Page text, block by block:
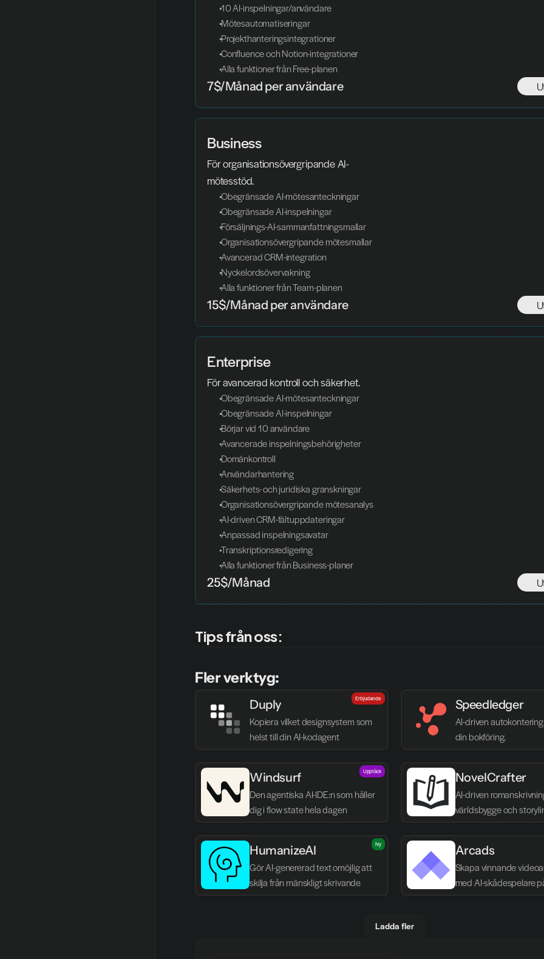
10 AI-inspelningar/användare
Mötesautomatiseringar
Projekthanteringsintegrationer
Confluence och Notion-integrationer
Alla funktioner från Free-planen
7$/Månad per användare
Business
För organisationsövergripande AI-
mötesstöd.
Obegränsade AI-mötesanteckningar
Obegränsade AI-inspelningar
Försäljnings-AI-sammanfattningsmallar
Organisationsövergripande mötesmallar
Avancerad CRM-integration
Nyckelordsövervakning
Alla funktioner från Team-planen
15$/Månad per användare
Enterprise
För avancerad kontroll och säkerhet.
Obegränsade AI-mötesanteckningar
Obegränsade AI-inspelningar
Börjar vid 10 användare
Avancerade inspelningsbehörigheter
Domänkontroll
Användarhantering
Säkerhets- och juridiska granskningar
Organisationsövergripande mötesanalys
AI-driven CRM-fältuppdateringar
Anpassad inspelningsavatar
Transkriptionsredigering
Alla funktioner från Business-planer
25$/Månad
Tips från oss:
Fler verktyg:
Duply
Kopiera vilket designsystem som
helst till din AI-kodagent
Erbjudande Speedledger
AI-driven
din bokföring.
Windsurf
Den agentiska AI-IDE:n som håller
dig i flow state hela dagen
Upptäck NovelCrafter
AI-driven
världsbygge och
HumanizeAI
Gör AI-genererad text omöjlig att
skilja från mänskligt skrivande
Ny Arcads
Skapa vinnande
med AI-skådespelare
Ladda fler